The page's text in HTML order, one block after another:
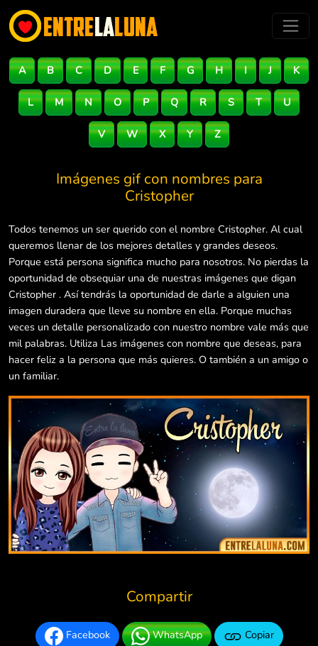
A B C D E F G H I J K
L M N O P Q R S T U
V W X Y Z
Imágenes gif con nombres para
Cristopher
Todos tenemos un ser querido con el nombre Cristopher. Al cual
queremos llenar de los mejores detalles y grandes deseos.
Porque está persona significa mucho para nosotros. No pierdas la
oportunidad de obsequiar una de nuestras imágenes que digan
Cristopher . Así tendrás la oportunidad de darle a alguien una
imagen duradera que lleve su nombre en ella. Porque muchas
veces un detalle personalizado con nuestro nombre vale más que
mil palabras. Utiliza Las imágenes con nombre que deseas, para
hacer feliz a la persona que más quieres. O también a un amigo o
un familiar.
Compartir
Facebook WhatsApp Copiar